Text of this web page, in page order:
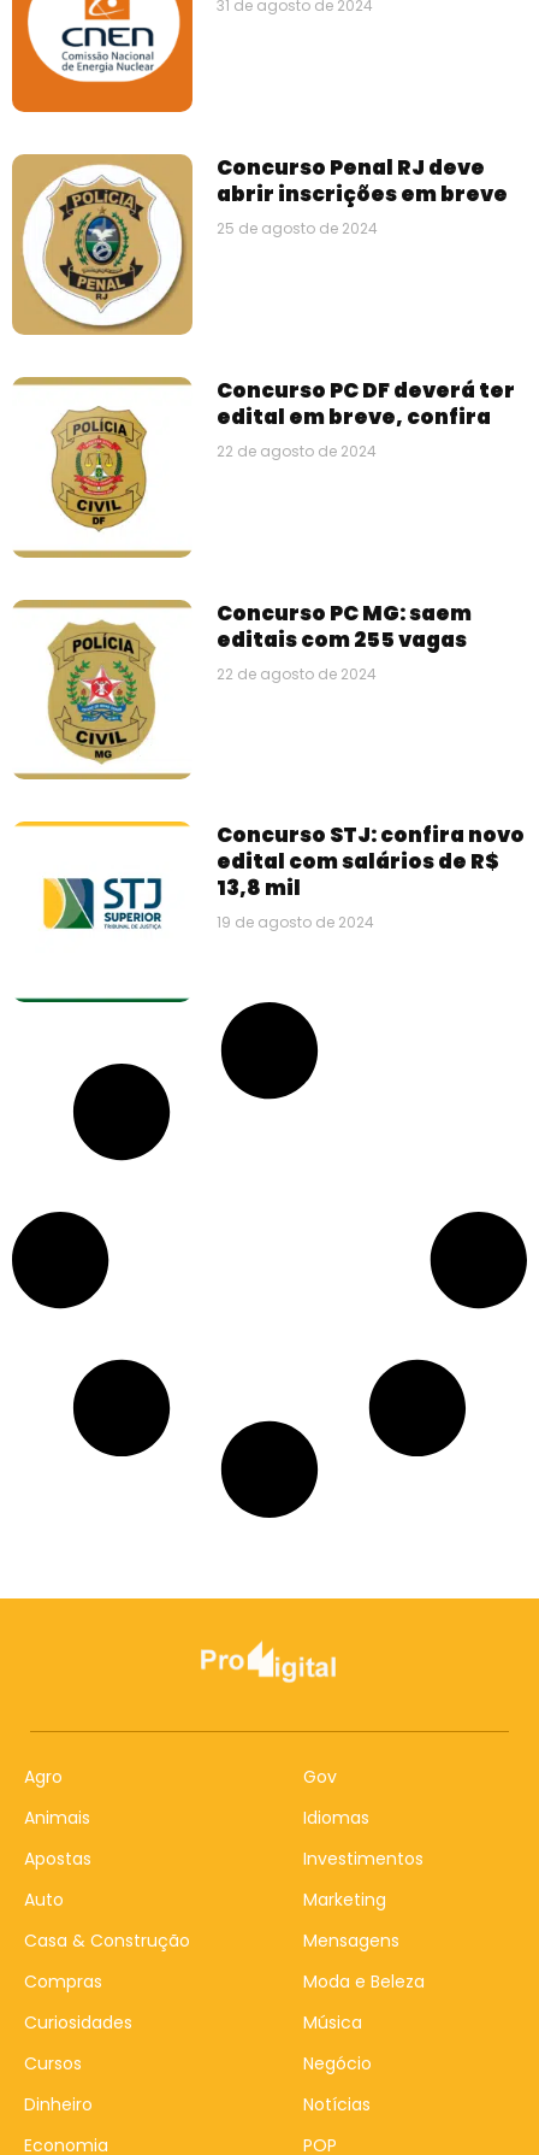
31 de agosto de 2024
Concurso Penal RJ deve
abrir inscrições em breve
25 de agosto de 2024
Concurso PC DF deverá ter
edital em breve, confira
22 de agosto de 2024
Concurso PC MG: saem
editais com 255 vagas
22 de agosto de 2024
Concurso STJ: confira novo
edital com salários de R$
13,8 mil
19 de agosto de 2024
Agro
Animais
Apostas
Auto
Casa & Construção
Compras
Curiosidades
Cursos
Dinheiro
Economia
Gov
Idiomas
Investimentos
Marketing
Mensagens
Moda e Beleza
Música
Negócio
Notícias
POP